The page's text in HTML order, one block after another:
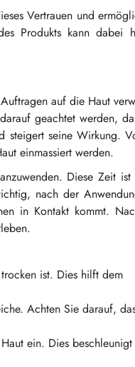
Vertrauen und
Produkts kann dabei
auf die Haut
geachtet werden,
steigert seine Wirkung.
einmassiert werden.
Diese Zeit
nach der
in Kontakt kommt.
ist. Dies hilft dem
Achten Sie darauf,
ein. Dies